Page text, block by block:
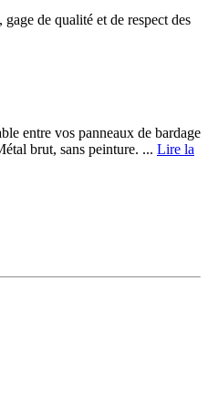
de qualité et de respect des
entre vos panneaux de bardage
brut, sans peinture. ... Lire la